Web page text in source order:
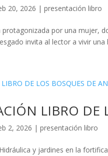
20, 2026 |presentación libro
protagonizada por una mujer,
invita al lector a vivir
LIBRO DE
2, 2026 |presentación libro
y jardines en la